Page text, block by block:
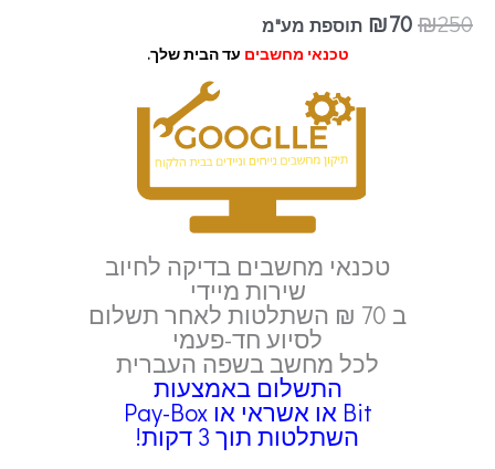
₪250
₪70 תוספת מע"מ
טכנאי מחשבים עד הבית שלך.
טכנאי מחשבים בדיקה לחיוב
שירות מיידי
ב 70 ₪ השתלטות לאחר תשלום
לסיוע חד-פעמי
לכל מחשב בשפה העברית
התשלום באמצעות
Bit או אשראי או Pay-Box
השתלטות תוך 3 דקות!